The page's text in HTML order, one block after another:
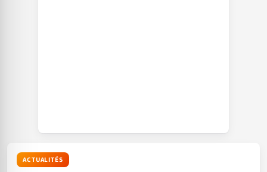
ACTUALITÉS